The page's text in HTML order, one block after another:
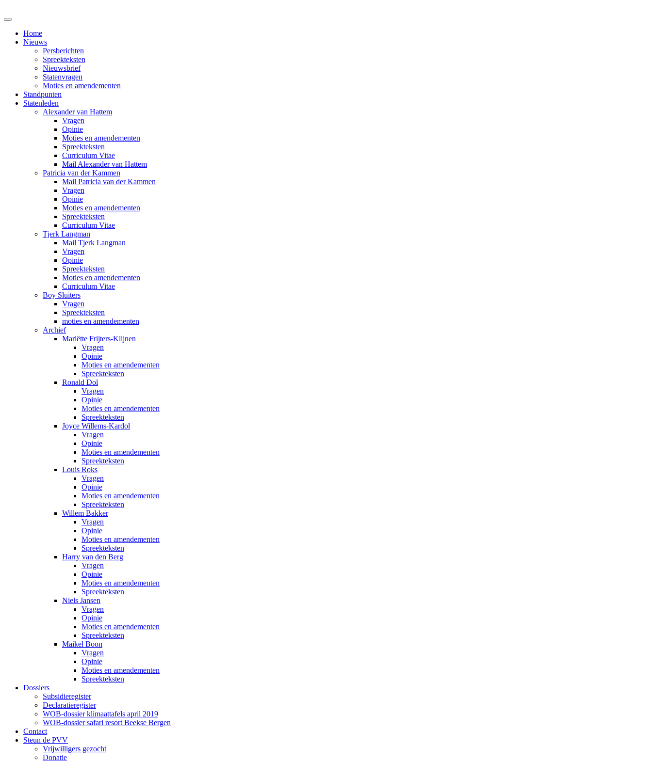
Home
Nieuws
Persberichten
Spreekteksten
Nieuwsbrief
Statenvragen
Moties en amendementen
Standpunten
Statenleden
Alexander van Hattem
Vragen
Opinie
Moties en amendementen
Spreekteksten
Curriculum Vitae
Mail Alexander van Hattem
Patricia van der Kammen
Mail Patricia van der Kammen
Vragen
Opinie
Moties en amendementen
Spreekteksten
Curriculum Vitae
Tjerk Langman
Mail Tjerk Langman
Vragen
Opinie
Spreekteksten
Moties en amendementen
Curriculum Vitae
Boy Sluiters
Vragen
Spreekteksten
moties en amendementen
Archief
Mariëtte Frijters-Klijnen
Vragen
Opinie
Moties en amendementen
Spreekteksten
Ronald Dol
Vragen
Opinie
Moties en amendementen
Spreekteksten
Joyce Willems-Kardol
Vragen
Opinie
Moties en amendementen
Spreekteksten
Louis Roks
Vragen
Opinie
Moties en amendementen
Spreekteksten
Willem Bakker
Vragen
Opinie
Moties en amendementen
Spreekteksten
Harry van den Berg
Vragen
Opinie
Moties en amendementen
Spreekteksten
Niels Jansen
Vragen
Opinie
Moties en amendementen
Spreekteksten
Maikel Boon
Vragen
Opinie
Moties en amendementen
Spreekteksten
Dossiers
Subsidieregister
Declaratieregister
WOB-dossier klimaattafels april 2019
WOB-dossier safari resort Beekse Bergen
Contact
Steun de PVV
Vrijwilligers gezocht
Donatie